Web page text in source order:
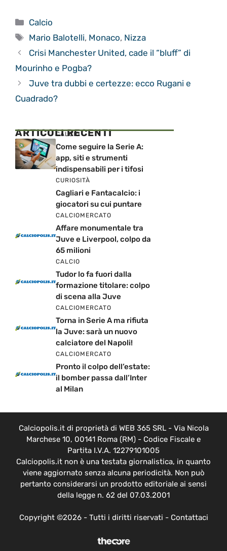
Categorie
Calcio
Tag
Mario Balotelli, Monaco, Nizza
Crisi Manchester United, cade il “bluff” di
Mourinho e Pogba?
Juve tra dubbi e certezze: ecco Rugani e
Cuadrado?
ARTICOLI RECENTI
CALCIO
Come seguire la Serie A:
app, siti e strumenti
indispensabili per i tifosi
CURIOSITÀ
Cagliari e Fantacalcio: i
giocatori su cui puntare
CALCIOMERCATO
Affare monumentale tra
Juve e Liverpool, colpo da
65 milioni
CALCIO
Tudor lo fa fuori dalla
formazione titolare: colpo
di scena alla Juve
CALCIOMERCATO
Torna in Serie A ma rifiuta
la Juve: sarà un nuovo
calciatore del Napoli!
CALCIOMERCATO
Pronto il colpo dell’estate:
il bomber passa dall’Inter
al Milan
Calciopolis.it di proprietà di WEB 365 SRL - Via Nicola
Marchese 10, 00141 Roma (RM) - Codice Fiscale e
Partita I.V.A. 12279101005
Calciopolis.it non è una testata giornalistica, in quanto
viene aggiornato senza alcuna periodicità. Non può
pertanto considerarsi un prodotto editoriale ai sensi
della legge n. 62 del 07.03.2001
Copyright ©2026 - Tutti i diritti riservati - Contattaci